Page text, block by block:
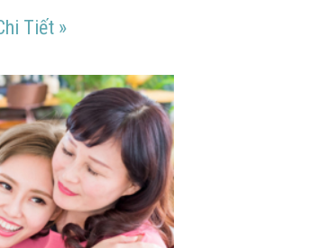
nhạc dạo đám cưới?
Tiết Những điều cần lưu ý khi trang
»